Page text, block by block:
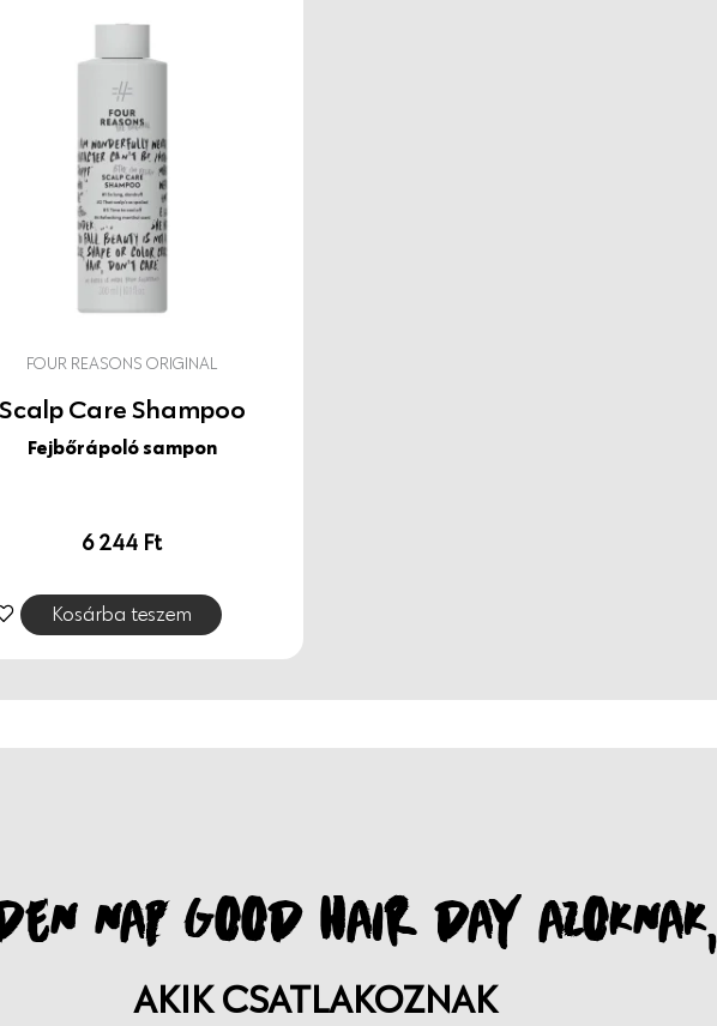
aloe kombó, ami
a volument. A permet
sőt kicsit tisztít is. Puhít,
nem is tehetne, extrém
nem igénylő formula
és a mindennapi
Használata könnyű és
felesleges bevonatképzés
környezetbarát,
FOUR REASONS ORIGINAL
Scalp Care Shampoo
Fejbőrápoló sampon
6 244 Ft
Kosárba teszem
NAP GOOD HAIR DAY AZOKNAK,
AKIK CSATLAKOZNAK